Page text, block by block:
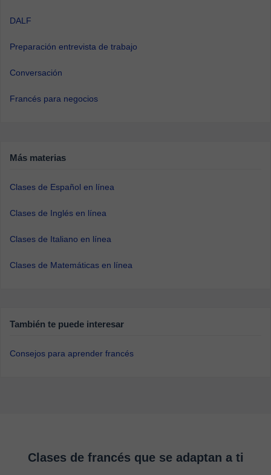
DALF
Preparación entrevista de trabajo
Conversación
Francés para negocios
Más materias
Clases de Español en línea
Clases de Inglés en línea
Clases de Italiano en línea
Clases de Matemáticas en línea
También te puede interesar
Consejos para aprender francés
Clases de francés que se adaptan a ti